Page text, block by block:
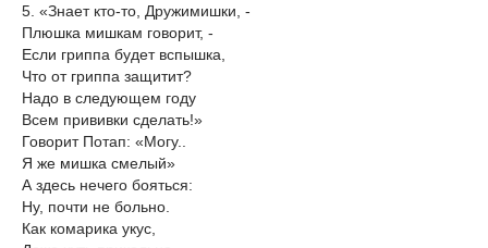
5. «Знает кто-то, Дружимишки, -
Плюшка мишкам говорит, -
Если гриппа будет вспышка,
Что от гриппа защитит?
Надо в следующем году
Всем прививки сделать!»
Говорит Потап: «Могу..
Я же мишка смелый»
А здесь нечего бояться:
Ну, почти не больно.
Как комарика укус,